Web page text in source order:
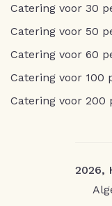
Catering voor 30
Catering voor 50
Catering voor 60
Catering voor 100
Catering voor 200
2026,